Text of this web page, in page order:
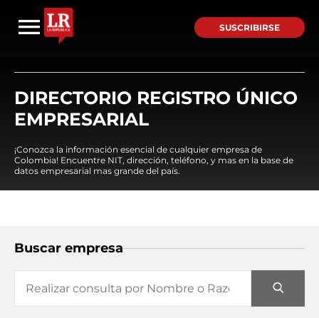
SUSCRIBIRSE
DIRECTORIO REGISTRO ÚNICO
EMPRESARIAL
¡Conozca la información esencial de cualquier empresa de
Colombia! Encuentre NIT, dirección, teléfono, y mas en la base de
datos empresarial mas grande del país.
Buscar empresa